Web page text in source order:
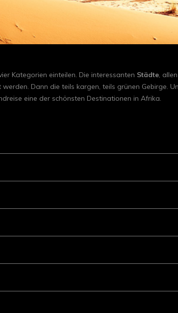
Kategorien einteilen. Die interessanten Städte,
Dann die teils kargen, teils grünen Gebirge.
eine der schönsten Destinationen in Afrika.